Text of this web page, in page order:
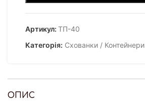
Артикул: ТП-40
Категорія: Схованки / Контейнери
ОПИС